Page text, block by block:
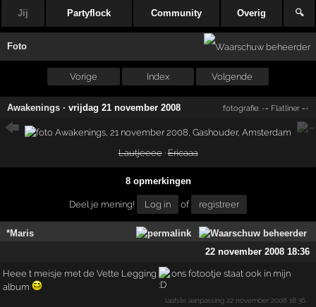
Jij Partyflock Community Overig 🔍
Foto
Vorige Index Volgende
Awakenings ·vrijdag 21 november 2008 fotografie: -= Flatliner =-
Lautjeeee·Ericaaa
8 opmerkingen
Deel je mening! Log in of registreer
*Maris
22 november 2008 18:36
Heee t meisje met de Vette Legging
ons fotootje staat ook in mijn
album
laatste aanpassing 22 november 2008 18:36